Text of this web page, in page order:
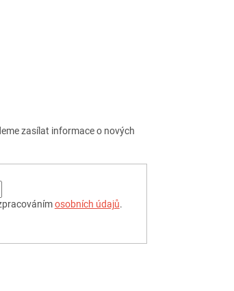
zasílat informace o nových
osobních údajů.